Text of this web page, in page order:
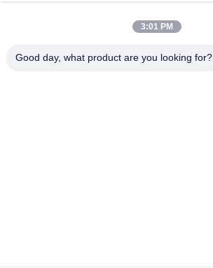
Peso molecolare 209,94 Cryolite di sodio
insolubile in acqua Ideale per i processi di
3:01 PM
Good day, what product are you looking for?